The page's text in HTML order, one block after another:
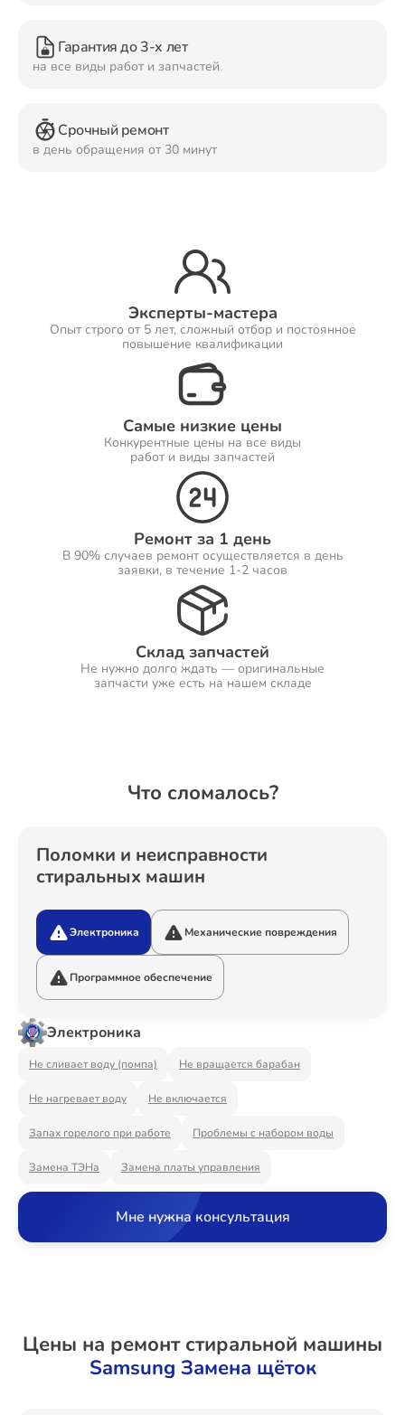
Гарантия до 3-х лет
на все виды работ и запчастей
Срочный ремонт
в день обращения от 30 минут
Эксперты-мастера
Опыт строго от 5 лет, сложный отбор и постоянное
повышение квалификации
Самые низкие цены
Конкурентные цены на все виды
работ и виды запчастей
Ремонт за 1 день
В 90% случаев ремонт осуществляется в день
заявки, в течение 1-2 часов
Склад запчастей
Не нужно долго ждать — оригинальные
запчасти уже есть на нашем складе
Что сломалось?
Поломки и неисправности
стиральных машин
Электроника Механические повреждения
Программное обеспечение
Электроника
Не сливает воду (помпа) Не вращается барабан
Не нагревает воду Не включается
Запах горелого при работе Проблемы с набором воды
Замена ТЭНа Замена платы управления
Мне нужна консультация
Цены на ремонт стиральной машины
Samsung Замена щёток
Ремонт Принтеров
Ремонт Саундбаров
Ремонт VR систем
Ремонт Сабвуферов
Ремонт Посудомоечных машин
Ремонт Холодильников
Ремонт Варочных панелей
Ремонт Акустических систем
Ремонт Интерактивных панелей
Ремонт Водонагревателей
Ремонт Духовых шкафов